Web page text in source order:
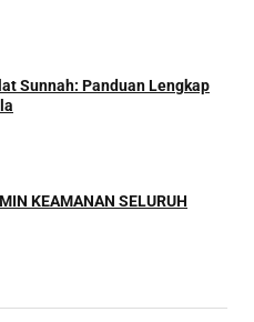
Sunnah: Panduan Lengkap
KEAMANAN SELURUH